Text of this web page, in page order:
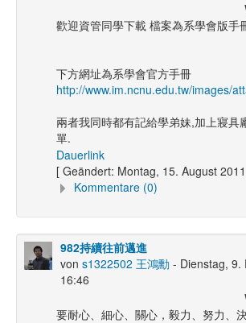
歡迎資管同學下載 檔案為系學會版手
下方網址為系學會官方手冊
http://www.im.ncnu.edu.tw/images/
兩者我同時都有記給學弟妹,加上寢具
單.
Dauerlink
[ Geändert: Montag, 15. August
Kommentare (0)
982持續往前邁進
von s1322502 王鴻勳 - Dienstag, 9.
16:46
要耐心、細心、關心，毅力、努力、決